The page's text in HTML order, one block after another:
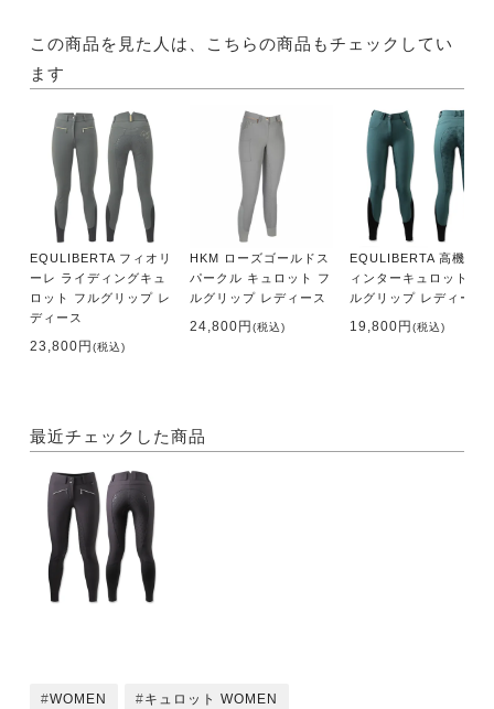
この商品を見た人は、こちらの商品もチェックしてい
ます
EQULIBERTA フィオリ
ーレ ライディングキュ
ロット フルグリップ レ
ディース
23,800円 (税込)
HKM ローズゴールドス
パークル キュロット フ
ルグリップ レディース
24,800円 (税込)
EQULIBERTA 高機能ウ
ィンターキュロット フ
ルグリップ レディース
19,800円 (税込)
最近チェックした商品
WOMEN キュロット WOMEN